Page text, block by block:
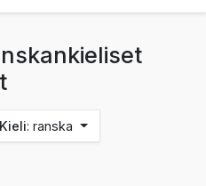
Kieli: ranska